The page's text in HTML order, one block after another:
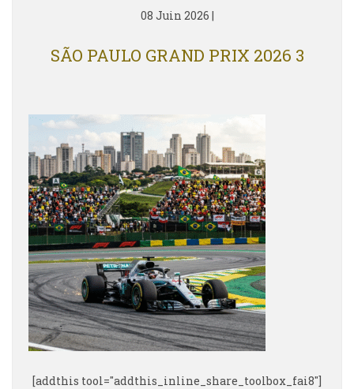
08 Juin 2026 |
SÃO PAULO GRAND PRIX 2026 3
[addthis tool="addthis_inline_share_toolbox_fai8"]